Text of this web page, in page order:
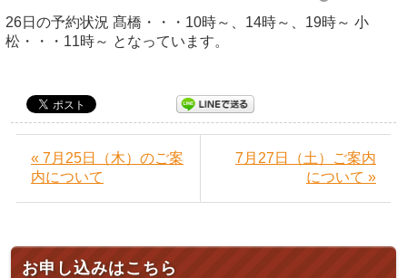
26日の予約状況 髙橋・・・10時～、14時～、19時～ 小
松・・・11時～ となっています。
« 7月25日（木）のご案
内について
7月27日（土）ご案内
について »
お申し込みはこちら